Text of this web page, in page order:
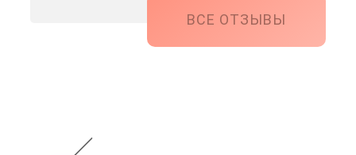
ВСЕ ОТЗЫВЫ